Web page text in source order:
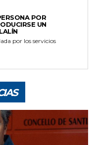
POR
UN
por los servicios